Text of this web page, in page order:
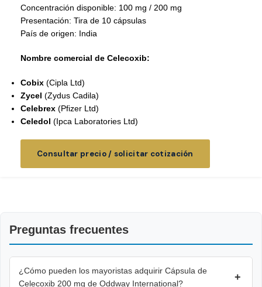
Concentración disponible: 100 mg / 200 mg
Presentación: Tira de 10 cápsulas
País de origen: India
Nombre comercial de Celecoxib:
Cobix (Cipla Ltd)
Zycel (Zydus Cadila)
Celebrex (Pfizer Ltd)
Celedol (Ipca Laboratories Ltd)
Consultar precio / solicitar cotización
Preguntas frecuentes
¿Cómo pueden los mayoristas adquirir Cápsula de
Celecoxib 200 mg de Oddway International?
+